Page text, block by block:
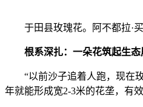
于田县玫瑰花。阿不都拉·
根系深扎：一朵花筑起生态
“以前沙子追着人跑，现在玫
年就能形成宽2-3米的花垄，有